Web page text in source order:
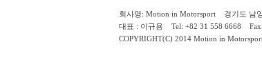
회사명: Motion in Motorsport 경기도 남양
대표 : 이규용 Tel: +82 31 558 6668
COPYRIGHT(C) 2014 Motion in